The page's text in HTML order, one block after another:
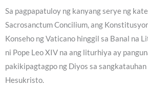
Sa pagpapatuloy ng kanyang serye ng
Sacrosanctum Concilium, ang
Konseho ng Vaticano hinggil sa Banal na
ni Pope Leo XIV na ang liturhiya ay
pakikipagtagpo ng Diyos sa
Hesukristo.